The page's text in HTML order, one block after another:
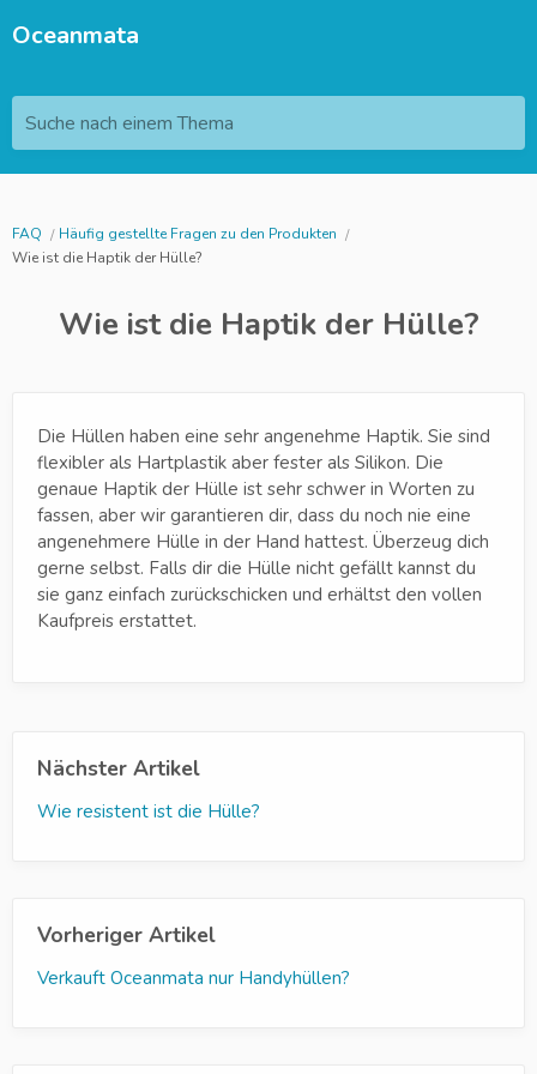
Oceanmata
Suche nach einem Thema
FAQ
Häufig gestellte Fragen zu den Produkten
Wie ist die Haptik der Hülle?
Wie ist die Haptik der Hülle?
Die Hüllen haben eine sehr angenehme Haptik. Sie sind
flexibler als Hartplastik aber fester als Silikon. Die
genaue Haptik der Hülle ist sehr schwer in Worten zu
fassen, aber wir garantieren dir, dass du noch nie eine
angenehmere Hülle in der Hand hattest. Überzeug dich
gerne selbst. Falls dir die Hülle nicht gefällt kannst du
sie ganz einfach zurückschicken und erhältst den vollen
Kaufpreis erstattet.
Nächster Artikel
Wie resistent ist die Hülle?
Vorheriger Artikel
Verkauft Oceanmata nur Handyhüllen?